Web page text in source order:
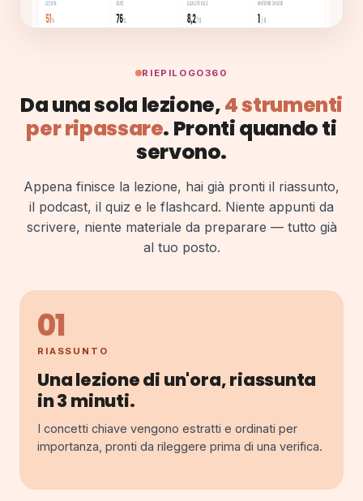
RIEPILOGO360
Da una sola lezione,4 strumenti
per ripassare. Pronti quando ti
servono.
Appena finisce la lezione, hai già pronti il riassunto,
il podcast, il quiz e le flashcard. Niente appunti da
scrivere, niente materiale da preparare — tutto già
al tuo posto.
01
RIASSUNTO
Una lezione di un'ora, riassunta
in 3 minuti.
I concetti chiave vengono estratti e ordinati per
importanza, pronti da rileggere prima di una verifica.